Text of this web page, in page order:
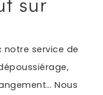
sur
notre service de
Nous